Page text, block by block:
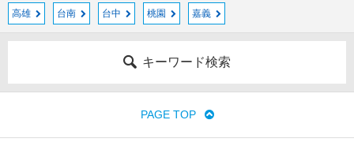
高雄 台南 台中 桃園 嘉義
キーワード検索
PAGE TOP